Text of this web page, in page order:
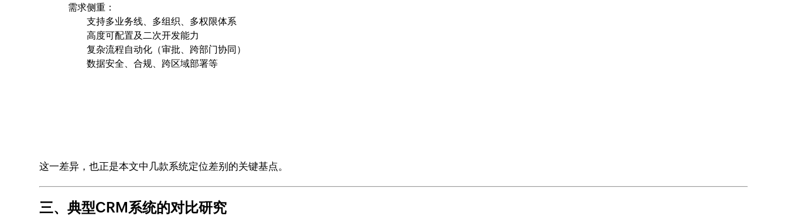
需求侧重：
支持多业务线、多组织、多权限体系
高度可配置及二次开发能力
复杂流程自动化（审批、跨部门协同）
数据安全、合规、跨区域部署等
这一差异，也正是本文中几款系统定位差别的关键基点。
三、典型CRM系统的对比研究